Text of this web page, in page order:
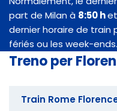
part de Milan à 8:50 h
dernier horaire de train
fériés ou les week-ends.
Treno per
Train Rome